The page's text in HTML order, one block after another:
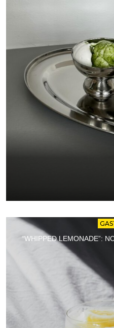
“WHIPPED LEMONADE”: